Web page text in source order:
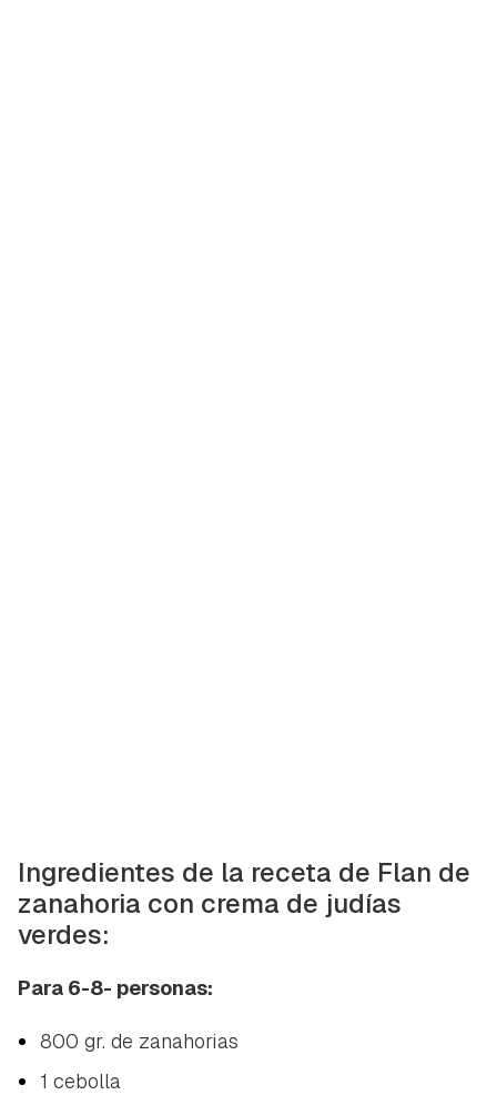
Ingredientes de la receta de Flan de
zanahoria con crema de judías
verdes:
Para 6-8- personas:
800 gr. de zanahorias
1 cebolla